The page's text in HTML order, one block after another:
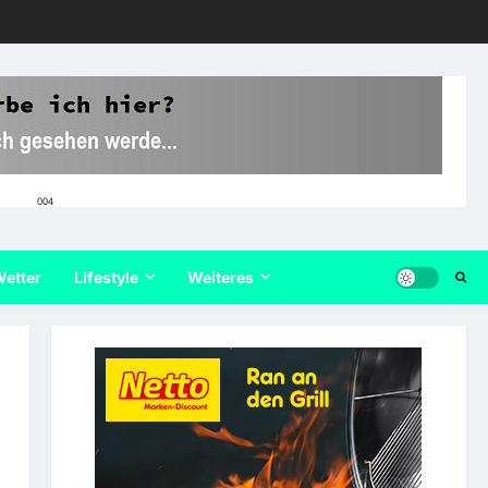
004
Lifestyle Weiteres